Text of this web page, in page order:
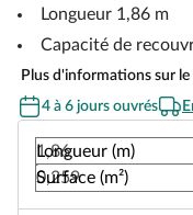
Longueur 1,86 m
Capacité de
Plus d'informations sur
4 à 6 jours ouvrés
Longueur (m)
Surface (m²)